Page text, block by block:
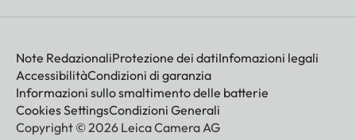
Note RedazionaliProtezione dei datiInfomazioni legali
AccessibilitàCondizioni di garanzia
Informazioni sullo smaltimento delle batterie
Cookies SettingsCondizioni Generali
Copyright © 2026 Leica Camera AG